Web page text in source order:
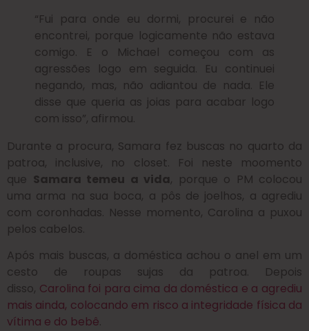
“Fui para onde eu dormi, procurei e não
encontrei, porque logicamente não estava
comigo. E o Michael começou com as
agressões logo em seguida. Eu continuei
negando, mas, não adiantou de nada. Ele
disse que queria as joias para acabar logo
com isso”, afirmou.
Durante a procura, Samara fez buscas no quarto da
patroa, inclusive, no closet. Foi neste moomento
que Samara temeu a vida, porque o PM colocou
uma arma na sua boca, a pôs de joelhos, a agrediu
com coronhadas. Nesse momento, Carolina a puxou
pelos cabelos.
Após mais buscas, a doméstica achou o anel em um
cesto de roupas sujas da patroa. Depois
disso, Carolina foi para cima da doméstica e a agrediu
mais ainda, colocando em risco a integridade física da
vítima e do bebê.